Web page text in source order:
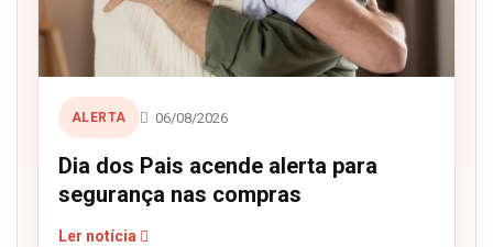
ALERTA 06/08/2026
Dia dos Pais acende alerta para
segurança nas compras
Ler notícia